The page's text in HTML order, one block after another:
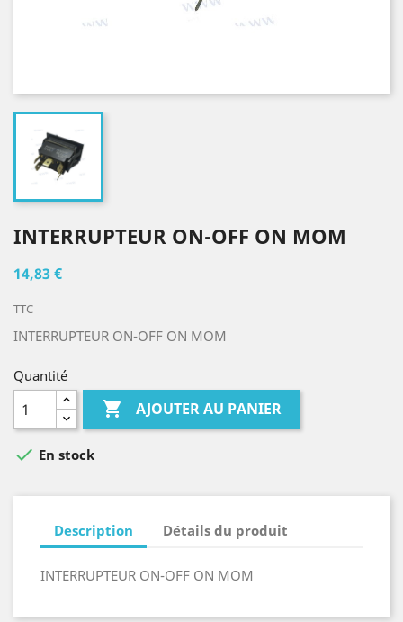
INTERRUPTEUR ON-OFF ON MOM
14,83 €
TTC
INTERRUPTEUR ON-OFF ON MOM
Quantité
 AJOUTER AU PANIER
 En stock
Description Détails du produit
INTERRUPTEUR ON-OFF ON MOM